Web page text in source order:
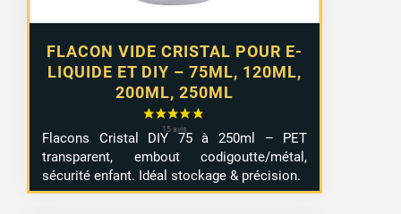
FLACON VIDE CRISTAL POUR E-
LIQUIDE ET DIY – 75ML, 120ML,
200ML, 250ML
Flacons Cristal DIY 75 à 250ml – PET
transparent, embout codigoutte/métal,
sécurité enfant. Idéal stockage & précision.